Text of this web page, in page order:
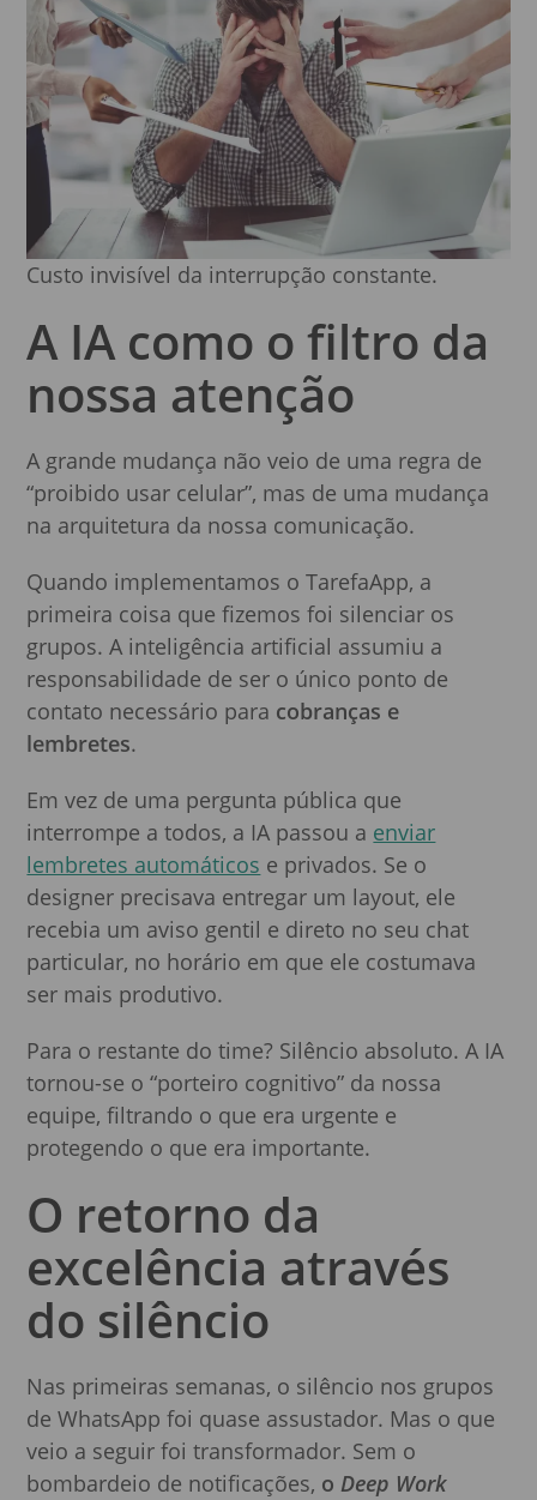
Custo invisível da interrupção constante.
A IA como o filtro da
nossa atenção
A grande mudança não veio de uma regra de
“proibido usar celular”, mas de uma mudança
na arquitetura da nossa comunicação.
Quando implementamos o TarefaApp, a
primeira coisa que fizemos foi silenciar os
grupos. A inteligência artificial assumiu a
responsabilidade de ser o único ponto de
contato necessário para cobranças e
lembretes.
Em vez de uma pergunta pública que
interrompe a todos, a IA passou a enviar
lembretes automáticos e privados. Se o
designer precisava entregar um layout, ele
recebia um aviso gentil e direto no seu chat
particular, no horário em que ele costumava
ser mais produtivo.
Para o restante do time? Silêncio absoluto. A IA
tornou-se o “porteiro cognitivo” da nossa
equipe, filtrando o que era urgente e
protegendo o que era importante.
O retorno da
excelência através
do silêncio
Nas primeiras semanas, o silêncio nos grupos
de WhatsApp foi quase assustador. Mas o que
veio a seguir foi transformador. Sem o
bombardeio de notificações, oDeep Work